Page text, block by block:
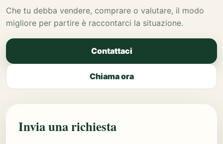
Che tu debba vendere, comprare o valutare, il modo
migliore per partire è raccontarci la situazione.
Contattaci
Chiama ora
Invia una richiesta